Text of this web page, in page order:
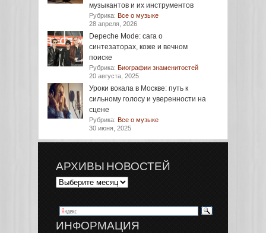
музыкантов и их инструментов
Рубрика: Все о музыке
28 апреля, 2026
Depeche Mode: сага о
синтезаторах, коже и вечном
поиске
Рубрика: Биографии знаменитостей
20 августа, 2025
Уроки вокала в Москве: путь к
сильному голосу и уверенности на
сцене
Рубрика: Все о музыке
30 июня, 2025
АРХИВЫ НОВОСТЕЙ
ИНФОРМАЦИЯ